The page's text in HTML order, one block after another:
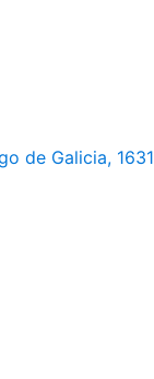
de Galicia, 1631